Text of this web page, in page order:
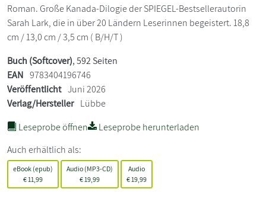
Roman. Große Kanada-Dilogie der SPIEGEL-Bestsellerautorin
Sarah Lark, die in über 20 Ländern Leserinnen begeistert. 18,8
cm / 13,0 cm / 3,5 cm ( B/H/T )
Buch (Softcover), 592 Seiten
EAN 9783404196746
Veröffentlicht Juni 2026
Verlag/Hersteller Lübbe
Leseprobe öffnen
Leseprobe herunterladen
Auch erhältlich als:
eBook (epub)
€11,99
Audio (MP3-CD)
€19,99
Audio
€19,99